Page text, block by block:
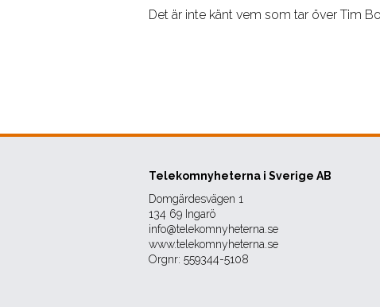
Det är inte känt vem som tar över Tim
Telekomnyheterna i Sverige AB
Domgärdesvägen 1
134 69 Ingarö
info@telekomnyheterna.se
www.telekomnyheterna.se
Orgnr: 559344-5108